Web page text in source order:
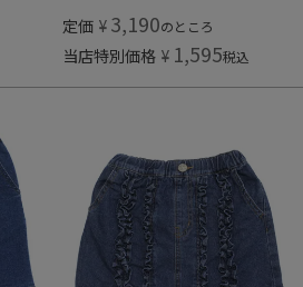
定価 ¥ 3,190のところ
当店特別価格 ¥ 1,595税込